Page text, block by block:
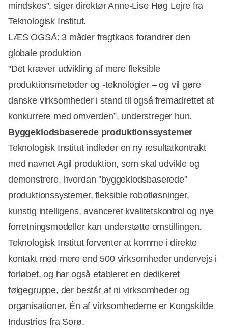
mindskes”, siger direktør Anne-Lise Høg Lejre fra
Teknologisk Institut.
Annonce
LÆS OGSÅ: 3 måder fragtkaos forandrer den
globale produktion
”Det kræver udvikling af mere fleksible
produktionsmetoder og -teknologier – og vil gøre
danske virksomheder i stand til også fremadrettet at
konkurrere med omverden”, understreger hun.
Byggeklodsbaserede produktionssystemer
Teknologisk Institut indleder en ny resultatkontrakt
med navnet Agil produktion, som skal udvikle og
demonstrere, hvordan "byggeklodsbaserede"
produktionssystemer, fleksible robotløsninger,
kunstig intelligens, avanceret kvalitetskontrol og nye
forretningsmodeller kan understøtte omstillingen.
Teknologisk Institut forventer at komme i direkte
kontakt med mere end 500 virksomheder undervejs i
forløbet, og har også etableret en dedikeret
følgegruppe, der består af ni virksomheder og
organisationer. Én af virksomhederne er Kongskilde
Industries fra Sorø.